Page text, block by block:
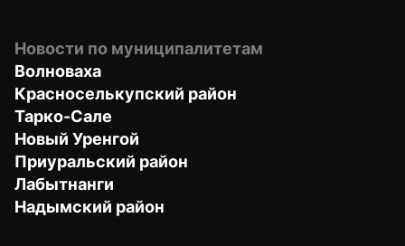
Новости по муниципалитетам
Волноваха
Красноселькупский район
Тарко-Сале
Новый Уренгой
Приуральский район
Лабытнанги
Надымский район